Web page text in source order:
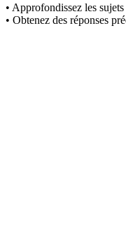
• Approfondissez les
• Obtenez des réponses